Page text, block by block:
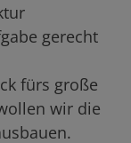
gerecht
fürs große
wir die